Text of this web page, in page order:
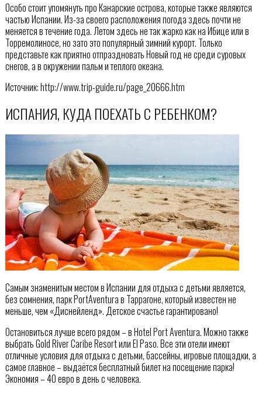
Особо стоит упомянуть про Канарские острова, которые также являются
частью Испании. Из-за своего расположения погода здесь почти не
меняется в течение года. Летом здесь не так жарко как на Ибице или в
Торремолиносе, но зато это популярный зимний курорт. Только
представьте как приятно отпраздновать Новый год не среди суровых
снегов, а в окружении пальм и теплого океана.
Источник: http://www.trip-guide.ru/page_20666.htm
ИСПАНИЯ, КУДА ПОЕХАТЬ С РЕБЕНКОМ?
Самым знаменитым местом в Испании для отдыха с детьми является,
без сомнения, парк PortAventura в Таррагоне, который известен не
меньше, чем «Диснейленд». Детское счастье гарантировано!
Остановиться лучше всего рядом – в Hotel Port Aventura. Можно также
выбрать Gold River Caribe Resort или El Paso. Все эти отели имеют
отличные условия для отдыха с детьми, бассейны, игровые площадки, а
самое главное – выдаётся бесплатный билет на посещение парка!
Экономия – 40 евро в день с человека.